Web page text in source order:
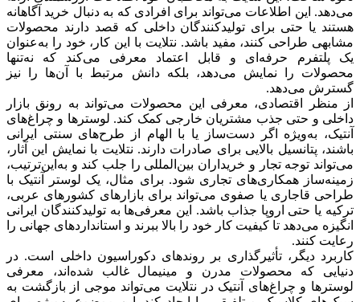
این اطلاعات می‌تواند برای افرادی که به دنبال خرید آگاهانه
یا حتی برای تولیدکنندگان داخلی که قصد دارند محصولات
طراحی کنند، مفید باشد. نتلایت با این کار، خود را به‌عنوان
پلتفرم حرفه‌ای و قابل اعتماد معرفی می‌کند که نه‌تنها
را نمایش می‌دهد، بلکه دانش مرتبط با آن‌ها را نیز
می‌دهد.
منظر اقتصادی، معرفی این محصولات می‌تواند به رونق بازار
و حتی جذب مشتریان خارجی کمک کند. لوسترها و چراغ‌های
به‌ویژه اگر دست‌ساز یا با الهام از طرح‌های سنتی ایرانی
پتانسیل بالایی برای صادرات دارند. نتلایت با نمایش این آثار،
توجه تجار و خریداران بین‌المللی را جلب کند و به‌این‌ترتیب،
همکاری‌های تجاری شود. برای مثال، یک لوستر آنتیک با
قاجاری یا صفوی می‌تواند برای بازارهای کشورهای عربی،
یا حتی اروپا جذاب باشد. این معرفی‌ها به تولیدکنندگان ایرانی
می‌دهد تا کیفیت کار خود را بالا ببرند و استانداردهای جهانی را
کنند.
دیگر، تأثیرگذاری بر روندهای دکوراسیون داخلی است. در
که محصولات مدرن و مینیمال غالب شده‌اند، معرفی
و چراغ‌های آنتیک در نتلایت می‌تواند موجی از بازگشت به